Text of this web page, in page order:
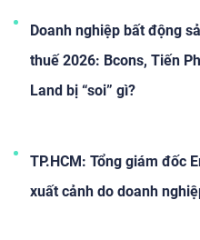
Doanh nghiệp bất động
thuế 2026: Bcons, Tiến
Land bị “soi” gì?
TP.HCM: Tổng giám đốc
xuất cảnh do doanh